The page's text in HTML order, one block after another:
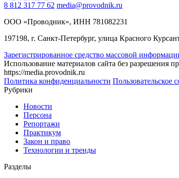
8 812 317 77 62 media@provodnik.ru
ООО «Проводник», ИНН 781082231
197198, г. Санкт-Петербург, улица Красного
Зарегистрированное средство массовой
Использование материалов сайта без разрешения
https://media.provodnik.ru
Политика конфиденциальности Пользовательское
Рубрики
Новости
Персона
Репортажи
Практикум
Закон и право
Технологии и тренды
Разделы